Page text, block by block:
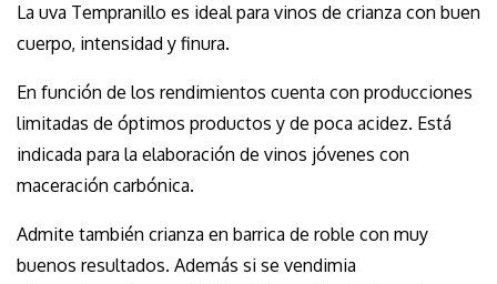
La uva Tempranillo es ideal para vinos de crianza con buen
cuerpo, intensidad y finura.
En función de los rendimientos cuenta con producciones
limitadas de óptimos productos y de poca acidez. Está
indicada para la elaboración de vinos jóvenes con
maceración carbónica.
Admite también crianza en barrica de roble con muy
buenos resultados. Además si se vendimia